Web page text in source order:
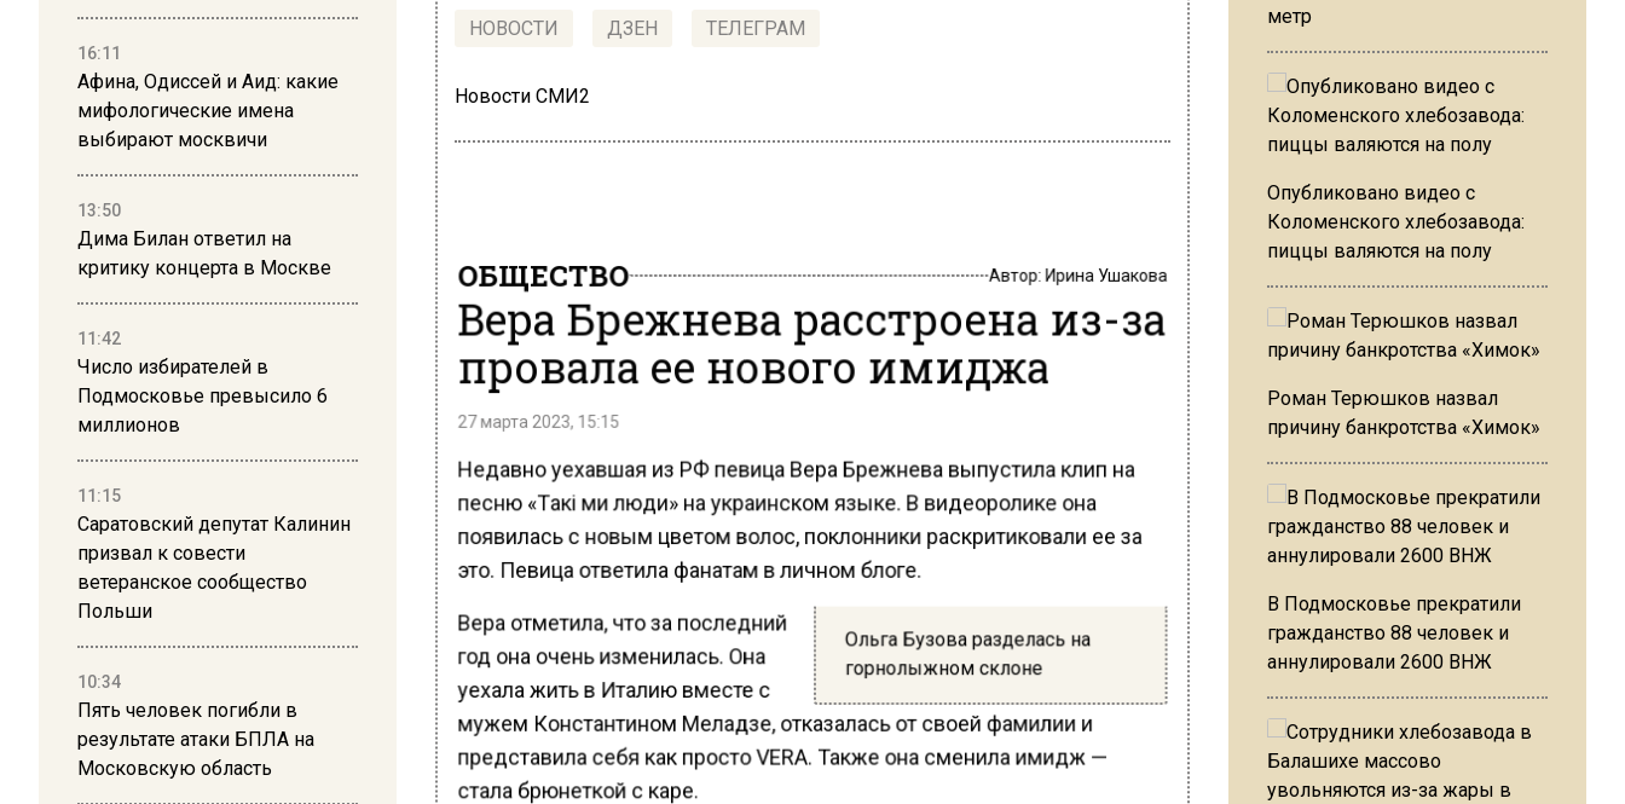
16:11
Афина, Одиссей и Аид: какие
мифологические имена
выбирают москвичи
13:50
Дима Билан ответил на
критику концерта в Москве
11:42
Число избирателей в
Подмосковье превысило 6
миллионов
11:15
Саратовский депутат Калинин
призвал к совести
ветеранское сообщество
Польши
10:34
Пять человек погибли в
результате атаки БПЛА на
Московскую область
НОВОСТИ ДЗЕН ТЕЛЕГРАМ
Новости СМИ2
ОБЩЕСТВО Автор:Ирина Ушакова
Вера Брежнева расстроена из-за
провала ее нового имиджа
27 марта 2023, 15:15
Недавно уехавшая из РФ певица Вера Брежнева выпустила клип на
песню «Тaкi ми люди» на украинском языке. В видеоролике она
появилась с новым цветом волос, поклонники раскритиковали ее за
это. Певица ответила фанатам в личном блоге.
Ольга Бузова разделась на
горнолыжном склоне
Вера отметила, что за последний
год она очень изменилась. Она
уехала жить в Италию вместе с
мужем Константином Меладзе, отказалась от своей фамилии и
представила себя как просто VERA. Также она сменила имидж —
стала брюнеткой с каре.
метр
Опубликовано видео с
Коломенского хлебозавода:
пиццы валяются на полу
Роман Терюшков назвал
причину банкротства «Химок»
В Подмосковье прекратили
гражданство 88 человек и
аннулировали 2600 ВНЖ